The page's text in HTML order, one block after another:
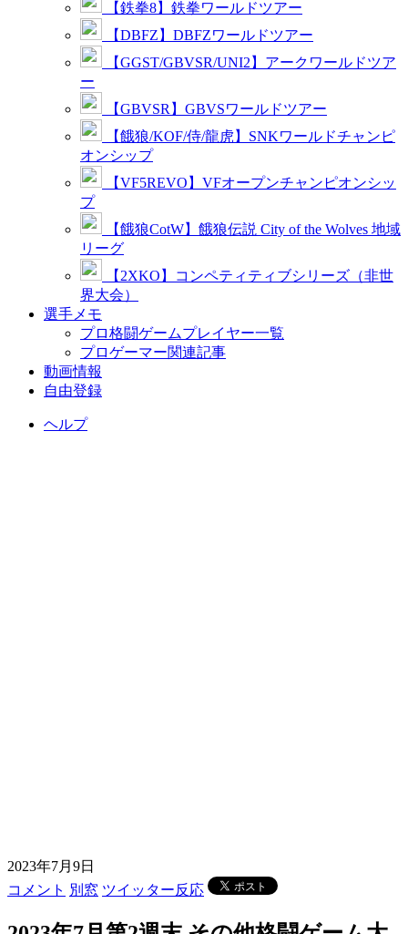
【鉄拳8】鉄拳ワールドツアー
【DBFZ】DBFZワールドツアー
【GGST/GBVSR/UNI2】アークワールドツア
ー
【GBVSR】GBVSワールドツアー
【餓狼/KOF/侍/龍虎】SNKワールドチャンピ
オンシップ
【VF5REVO】VFオープンチャンピオンシッ
プ
【餓狼CotW】餓狼伝説 City of the Wolves 地域
リーグ
【2XKO】コンペティティブシリーズ（非世
界大会）
選手メモ
プロ格闘ゲームプレイヤー一覧
プロゲーマー関連記事
動画情報
自由登録
ヘルプ
2023年7月9日
コメント 別窓 ツイッター反応